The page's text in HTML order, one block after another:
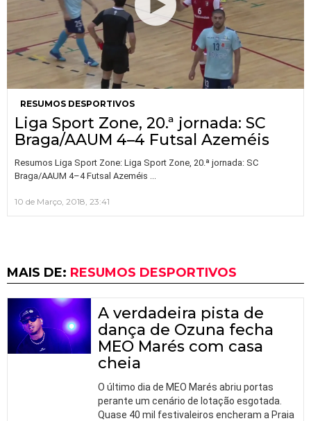
RESUMOS DESPORTIVOS
Liga Sport Zone, 20.ª jornada: SC
Braga/AAUM 4–4 Futsal Azeméis
Resumos Liga Sport Zone: Liga Sport Zone, 20.ª jornada: SC
Braga/AAUM 4–4 Futsal Azeméis
10 de Março, 2018, 23:41
MAIS DE: RESUMOS DESPORTIVOS
A verdadeira pista de
dança de Ozuna fecha
MEO Marés com casa
cheia
O último dia de MEO Marés abriu portas
perante um cenário de lotação esgotada.
Quase 40 mil festivaleiros encheram a Praia